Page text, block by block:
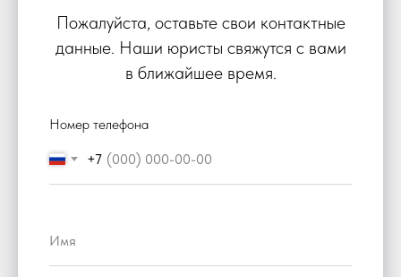
Пожалуйста, оставьте свои контактные
данные. Наши юристы свяжутся с вами
в ближайшее время.
Номер телефона
+7